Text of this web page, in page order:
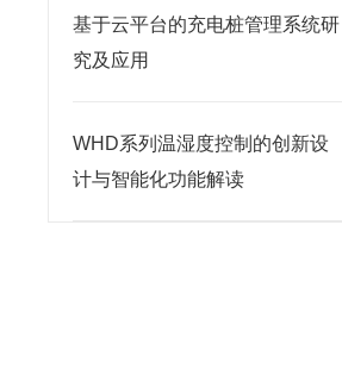
基于云平台的充电桩管理系统研
究及应用
WHD系列温湿度控制的创新设
计与智能化功能解读